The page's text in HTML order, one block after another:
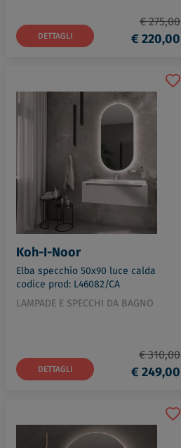
DETTAGLI
€ 275,00
€ 220,00
Koh-I-Noor
Elba specchio 50x90 luce calda
codice prod: L46082/CA
LAMPADE E SPECCHI DA BAGNO
DETTAGLI
€ 310,00
€ 249,00